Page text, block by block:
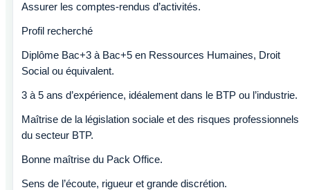
Assurer les comptes-rendus d’activités.
Profil recherché
Diplôme Bac+3 à Bac+5 en Ressources Humaines, Droit
Social ou équivalent.
3 à 5 ans d’expérience, idéalement dans le BTP ou l’industrie.
Maîtrise de la législation sociale et des risques professionnels
du secteur BTP.
Bonne maîtrise du Pack Office.
Sens de l’écoute, rigueur et grande discrétion.